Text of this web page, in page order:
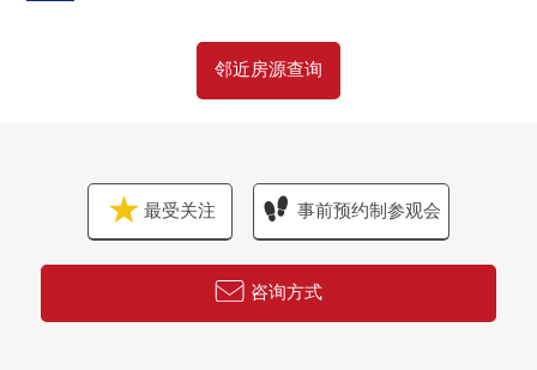
邻近房源查询
最受关注 事前预约制参观会
咨询方式